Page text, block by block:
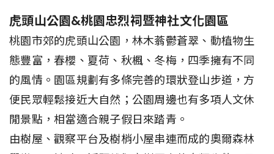
虎頭山公園&桃園忠烈祠暨神社文化園區
桃園市郊的虎頭山公園，林木蓊鬱蒼翠、動植物生
態豐富，春櫻、夏荷、秋楓、冬梅，四季擁有不同
的風情。園區規劃有多條完善的環狀登山步道，方
便民眾輕鬆接近大自然；公園周邊也有多項人文休
閒景點，相當適合親子假日來踏青。
由樹屋、觀察平台及樹梢小屋串連而成的奧爾森林